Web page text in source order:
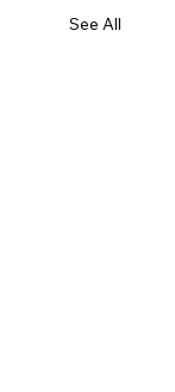
See All